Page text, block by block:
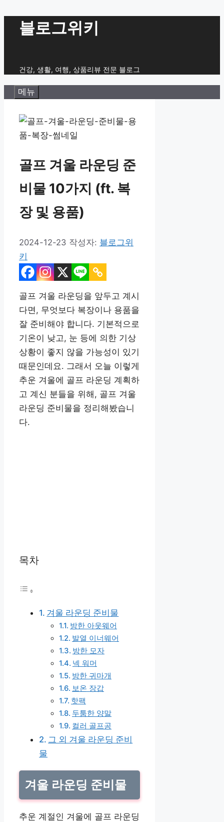
블로그위키
건강, 생활, 여행, 상품리뷰 전문 블로그
메뉴
골프 겨울 라운딩 준
비물 10가지 (ft. 복
장 및 용품)
2024-12-23 작성자: 블로그위
키
골프 겨울 라운딩을 앞두고 계시
다면, 무엇보다 복장이나 용품을
잘 준비해야 합니다. 기본적으로
기온이 낮고, 눈 등에 의한 기상
상황이 좋지 않을 가능성이 있기
때문인데요. 그래서 오늘 이렇게
추운 겨울에 골프 라운딩 계획하
고 계신 분들을 위해, 골프 겨울
라운딩 준비물을 정리해봤습니
다.
목차
겨울 라운딩 준비물
방한 아웃웨어
발열 이너웨어
방한 모자
넥 워머
방한 귀마개
보온 장갑
핫팩
두툼한 양말
컬러 골프공
그 외 겨울 라운딩 준비
물
겨울 라운딩 준비물
추운 계절인 겨울에 골프 라운딩